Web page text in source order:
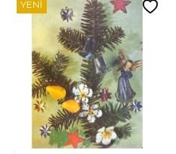
YENI